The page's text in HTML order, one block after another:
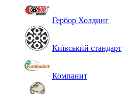
Гербор Холдинг
Київський стандарт
Компанит